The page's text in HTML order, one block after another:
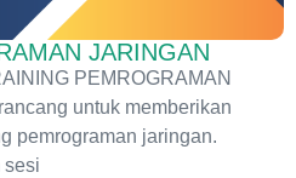
JARINGAN
PEMROGRAMAN
untuk memberikan
pemrograman jaringan.
sesi